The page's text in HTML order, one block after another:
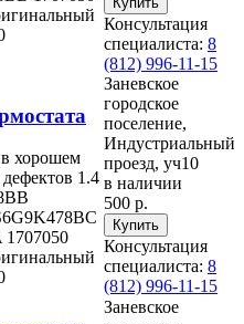
Консультация
специалиста: 8
(812) 996-11-15
хорошем
1.4
1707050
Заневское
городское
поселение,
Индустриальный
проезд, уч10
в наличии
500 р.
Консультация
специалиста: 8
(812) 996-11-15
Заневское